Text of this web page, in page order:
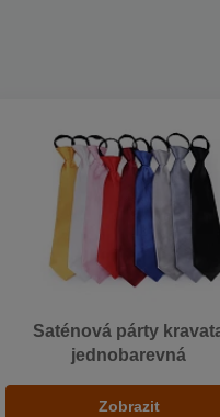
Saténová párty
jednobarevná
Zobrazit